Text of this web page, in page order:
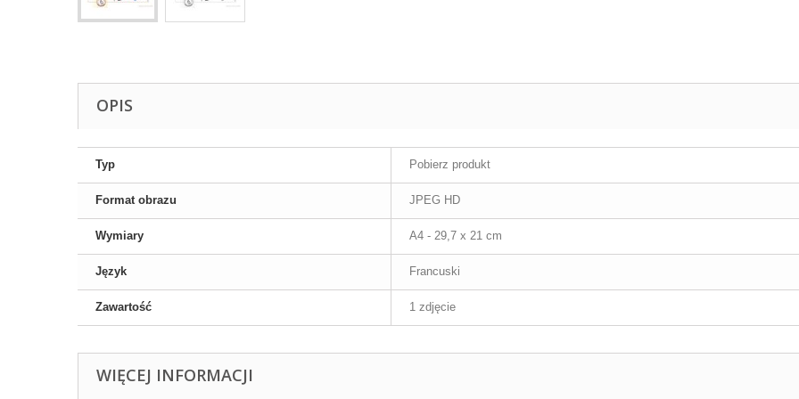
OPIS
Typ Pobierz produkt
Format obrazu JPEG HD
Wymiary A4 - 29,7 x 21 cm
Język Francuski
Zawartość 1 zdjęcie
WIĘCEJ INFORMACJI